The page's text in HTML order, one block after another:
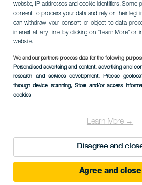
website, IP addresses and cookie identifiers. Some
consent to process your data and rely on their
can withdraw your consent or object to data
interest at any time by clicking on “Learn More” or
website.
We and our partners process data for the following
Personalised advertising and content, advertising and
research and services development, Precise
through device scanning, Store and/or access
cookies
Learn More →
Disagree and
Agree and close
Elokuvamainen äiti
LANZAROTE
Imagen
Listado